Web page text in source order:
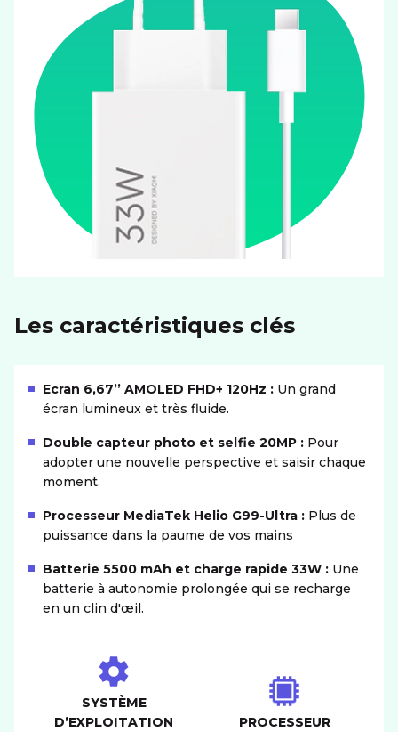
Les caractéristiques clés
Ecran 6,67’’ AMOLED FHD+ 120Hz : Un grand
écran lumineux et très fluide.
Double capteur photo et selfie 20MP : Pour
adopter une nouvelle perspective et saisir chaque
moment.
Processeur MediaTek Helio G99-Ultra : Plus de
puissance dans la paume de vos mains
Batterie 5500 mAh et charge rapide 33W : Une
batterie à autonomie prolongée qui se recharge
en un clin d'œil.
SYSTÈME
D’EXPLOITATION
PROCESSEUR